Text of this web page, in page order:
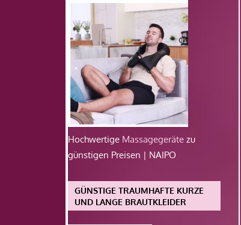
Hochwertige Massagegeräte zu
günstigen Preisen | NAIPO
GÜNSTIGE TRAUMHAFTE KURZE
UND LANGE BRAUTKLEIDER